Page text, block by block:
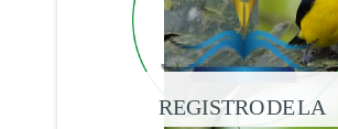
REGISTRO DE LA